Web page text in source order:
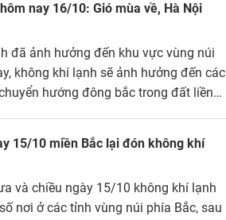
nay 16/10: Gió mùa về, Hà Nội
đã ảnh hưởng đến khu vực vùng núi
không khí lạnh sẽ ảnh hưởng đến các
hướng đông bắc trong đất liền
15/10 miền Bắc lại đón không khí
và chiều ngày 15/10 không khí lạnh
nơi ở các tỉnh vùng núi phía Bắc, sau